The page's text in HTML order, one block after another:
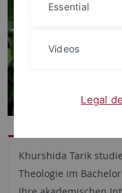
Khurshida Tarik
Theologie im
Essential
Videos
Legal